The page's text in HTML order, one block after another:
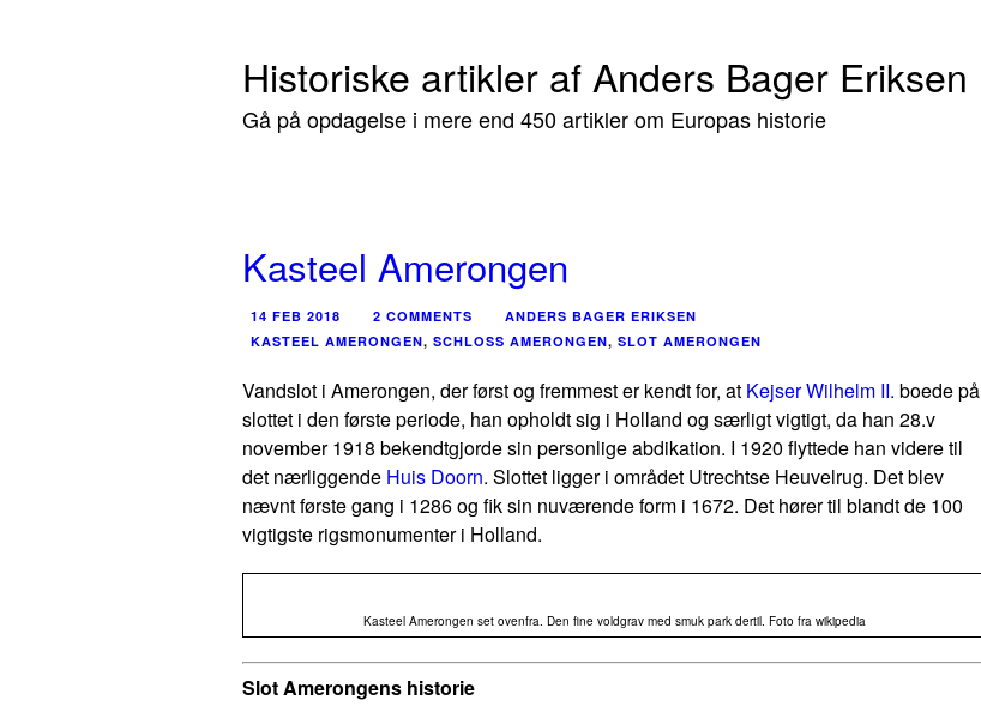
Historiske artikler af Anders Bager Eriksen
Gå på opdagelse i mere end 450 artikler om Europas historie
Kasteel Amerongen
14 FEB 2018 2 COMMENTS
ANDERS BAGER ERIKSEN
KASTEEL AMERONGEN, SCHLOSS AMERONGEN, SLOT AMERONGEN
Vandslot i Amerongen, der først og fremmest er kendt for, at Kejser Wilhelm II. boede på
slottet i den første periode, han opholdt sig i Holland og særligt vigtigt, da han 28.v
november 1918 bekendtgjorde sin personlige abdikation. I 1920 flyttede han videre til
det nærliggende Huis Doorn. Slottet ligger i området Utrechtse Heuvelrug. Det blev
nævnt første gang i 1286 og fik sin nuværende form i 1672. Det hører til blandt de 100
vigtigste rigsmonumenter i Holland.
Kasteel Amerongen set ovenfra. Den fine voldgrav med smuk park dertil. Foto fra wikipedia
Slot Amerongens historie